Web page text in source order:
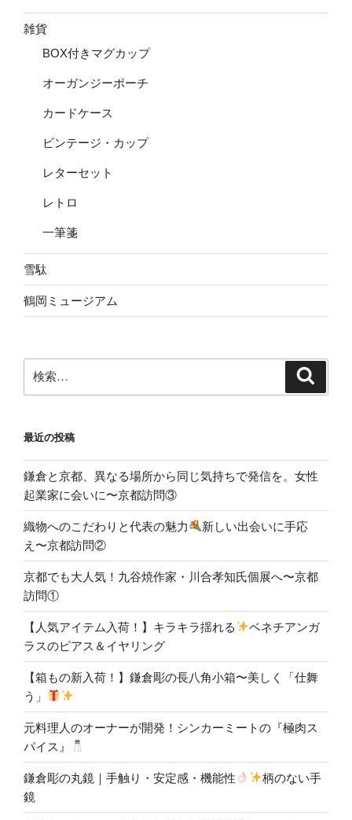
雑貨
BOX付きマグカップ
オーガンジーポーチ
カードケース
ビンテージ・カップ
レターセット
レトロ
一筆箋
雪駄
鶴岡ミュージアム
索:
最近の投稿
鎌倉と京都、異なる場所から同じ気持ちで発信を。女性
起業家に会いに〜京都訪問③
織物へのこだわりと代表の魅力
新しい出会いに手応
え〜京都訪問②
京都でも大人気！九谷焼作家・川合孝知氏個展へ〜京都
訪問①
【人気アイテム入荷！】キラキラ揺れる
ベネチアンガ
ラスのピアス＆イヤリング
【箱もの新入荷！】鎌倉彫の長八角小箱〜美しく「仕舞
う」
元料理人のオーナーが開発！シンカーミートの『極肉ス
パイス』
鎌倉彫の丸鏡｜手触り・安定感・機能性
柄のない手
鏡